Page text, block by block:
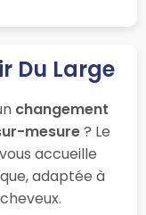
Du Large
changement
mesure? Le
vous accueille
adaptée à